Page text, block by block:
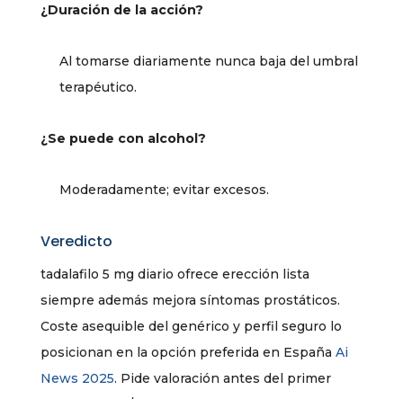
¿Duración de la acción?
Al tomarse diariamente nunca baja del umbral
terapéutico.
¿Se puede con alcohol?
Moderadamente; evitar excesos.
Veredicto
tadalafilo 5 mg diario ofrece erección lista
siempre además mejora síntomas prostáticos.
Coste asequible del genérico y perfil seguro lo
posicionan en la opción preferida en España Ai
News 2025. Pide valoración antes del primer